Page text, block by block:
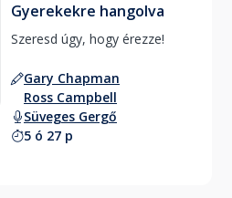
Gyerekekre hangolva
Gary Chapman
Ross Campbell
Süveges Gergő
5 ó 27 p